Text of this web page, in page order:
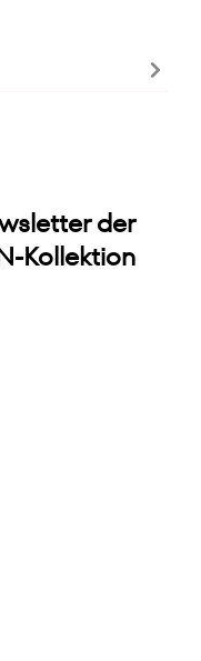
der
Kollektion